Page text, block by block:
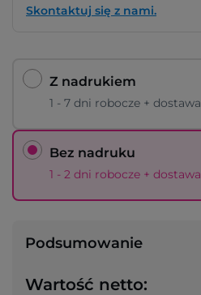
Skontaktuj się z nami.
Z nadrukiem
1 - 7 dni robocze + dostawa
Bez nadruku
1 - 2 dni robocze + dostawa
Podsumowanie
Wartość netto: